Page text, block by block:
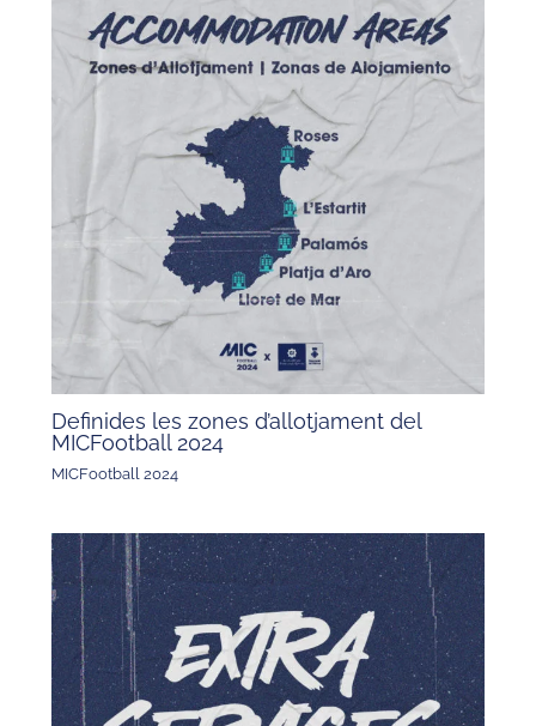
Definides les zones d’allotjament del
MICFootball 2024
MICFootball 2024